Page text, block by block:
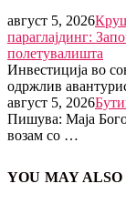
август 5, 2026
параглајдинг:
полетувалишта
Инвестиција во
одржлив
август 5, 2026
Пишува: Маја
возам со …
YOU MAY